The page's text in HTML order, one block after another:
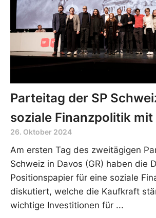
Parteitag der SP
soziale Finanzpolitik
26. Oktober 2024
Am ersten Tag des zweitägigen
Schweiz in Davos (GR) haben die
Positionspapier für eine soziale
diskutiert, welche die Kaufkraft
wichtige Investitionen für